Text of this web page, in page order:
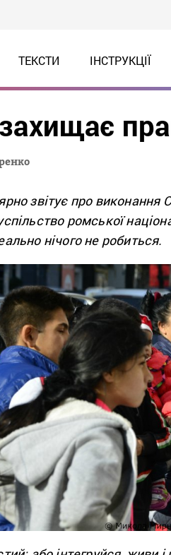
ТЕКСТИ ІНСТРУКЦІЇ
звітує про виконання
ромської
нічого не робиться.